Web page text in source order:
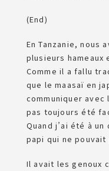
(End)
En Tanzanie, nous
plusieurs hameaux
Comme il a fallu
que le maasaï en
communiquer avec
pas toujours été
Quand j’ai été à un
papi qui ne
Il avait les genoux